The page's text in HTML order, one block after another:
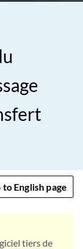
to English page
tiers de